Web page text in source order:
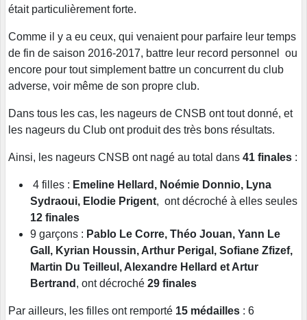
était particulièrement forte.
Comme il y a eu ceux, qui venaient pour parfaire leur temps
de fin de saison 2016-2017, battre leur record personnel ou
encore pour tout simplement battre un concurrent du club
adverse, voir même de son propre club.
Dans tous les cas, les nageurs de CNSB ont tout donné, et
les nageurs du Club ont produit des très bons résultats.
Ainsi, les nageurs CNSB ont nagé au total dans 41 finales :
4 filles : Emeline Hellard, Noémie Donnio, Lyna
Sydraoui, Elodie Prigent, ont décroché à elles seules
12 finales
9 garçons : Pablo Le Corre, Théo Jouan, Yann Le
Gall, Kyrian Houssin, Arthur Perigal, Sofiane Zfizef,
Martin Du Teilleul, Alexandre Hellard et Artur
Bertrand , ont décroché 29 finales
Par ailleurs, les filles ont remporté 15 médailles : 6